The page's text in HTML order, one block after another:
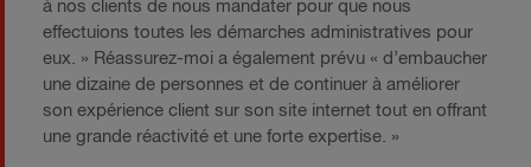
à nos clients de nous mandater pour que nous
effectuions toutes les démarches administratives pour
eux. » Réassurez-moi a également prévu « d’embaucher
une dizaine de personnes et de continuer à améliorer
son expérience client sur son site internet tout en offrant
une grande réactivité et une forte expertise. »